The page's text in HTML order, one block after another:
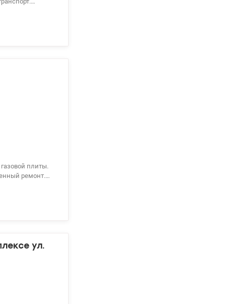
ремонт.
ул.